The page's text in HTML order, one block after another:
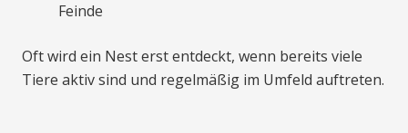
Feinde
Oft wird ein Nest erst entdeckt, wenn bereits viele
Tiere aktiv sind und regelmäßig im Umfeld auftreten.